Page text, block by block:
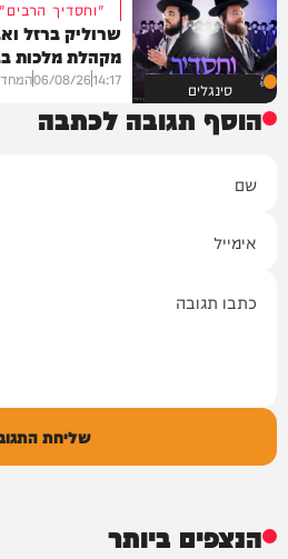
סינגלים
"וחסדיך הרבים"
שרוליק ברזל
מקהלת מלכות
14:17
06/08/26
הוסף תגובה לכתבה
שליחת
הנצפים ביותר